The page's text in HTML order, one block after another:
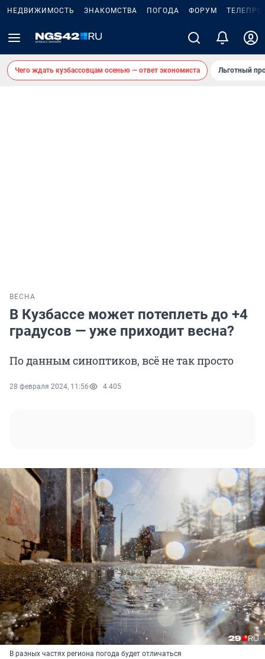
НЕДВИЖИМОСТЬ ЗНАКОМСТВА ПОГОДА ФОРУМ
Чего ждать кузбассовцам осенью — ответ экономиста Льготный
ВЕСНА
В Кузбассе может потеплеть до +4
градусов — уже приходит весна?
По данным синоптиков, всё не так просто
28 февраля 2024, 11:56 4 405
В разных частях региона погода будет отличаться